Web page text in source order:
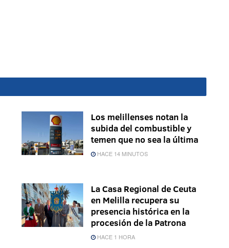
Los melillenses notan la
subida del combustible y
temen que no sea la última
HACE 14 MINUTOS
La Casa Regional de Ceuta
en Melilla recupera su
presencia histórica en la
procesión de la Patrona
HACE 1 HORA